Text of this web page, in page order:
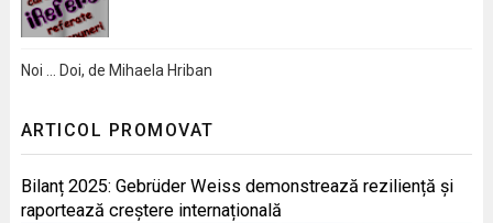
Noi … Doi, de Mihaela Hriban
ARTICOL PROMOVAT
Bilanț 2025: Gebrüder Weiss demonstrează reziliență și
raportează creștere internațională